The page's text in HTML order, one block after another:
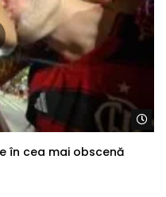
în cea mai obscenă